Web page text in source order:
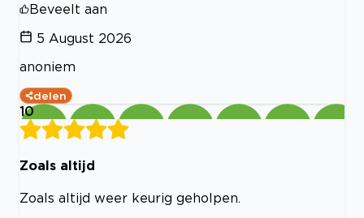
Beveelt aan
5 August 2026
anoniem
delen
10
Zoals altijd
Zoals altijd weer keurig geholpen.